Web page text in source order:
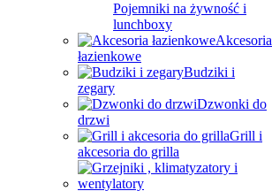
Pojemniki na żywność i
lunchboxy
Akcesoria
łazienkowe
Budziki i
zegary
Dzwonki do
drzwi
Grill i
akcesoria do grilla